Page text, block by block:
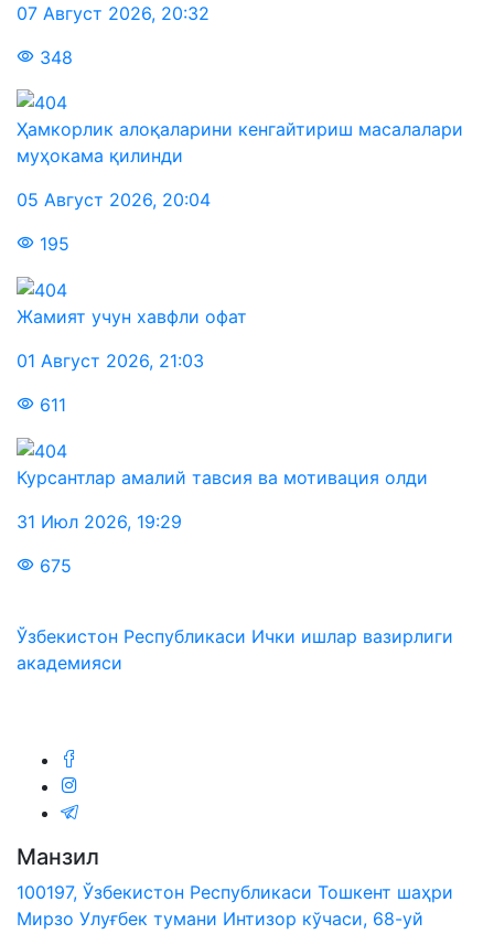
07 Август 2026, 20:32
348
Ҳамкорлик алоқаларини кенгайтириш масалалари
муҳокама қилинди
05 Август 2026, 20:04
195
Жамият учун хавфли офат
01 Август 2026, 21:03
611
Курсантлар амалий тавсия ва мотивация олди
31 Июл 2026, 19:29
675
Ўзбекистон Республикаси Ички ишлар вазирлиги
академияси
Манзил
100197, Ўзбекистон Республикаси Тошкент шаҳри
Мирзо Улуғбек тумани Интизор кўчаси, 68-уй